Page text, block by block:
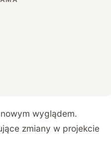
wyglądem.
zmiany w projekcie